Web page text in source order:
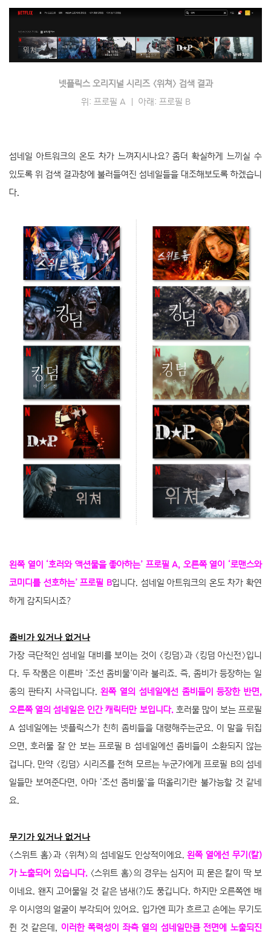
넷플릭스 오리지널 시리즈 〈위쳐〉 검색 결과
위: 프로필 A
아래: 프로필 B
섬네일 아트워크의 온도 차가 느껴지시나요? 좀더 확실하게 느끼실 수
있도록 위 검색 결과창에 불러들여진 섬네일들을 대조해보도록 하겠습니
다.
왼쪽 열이 ‘호러와 액션물을 좋아하는’ 프로필 A, 오른쪽 열이 ‘로맨스와
코미디를 선호하는’ 프로필 B입니다. 섬네일 아트워크의 온도 차가 확연
하게 감지되시죠?
좀비가 있거나 없거나
가장 극단적인 섬네일 대비를 보이는 것이 〈킹덤〉과 〈킹덤 아신전〉입니
다. 두 작품은 이른바 ‘조선 좀비물’이라 불리죠. 즉, 좀비가 등장하는 일
종의 판타지 사극입니다.왼쪽 열의 섬네일에선 좀비들이 등장한 반면,
오른쪽 열의 섬네일은 인간 캐릭터만 보입니다.호러물 많이 보는 프로필
A 섬네일에는 넷플릭스가 친히 좀비들을 대령해주는군요. 이 말을 뒤집
으면, 호러물 잘 안 보는 프로필 B 섬네일에선 좀비들이 소환되지 않는
겁니다. 만약 〈킹덤〉 시리즈를 전혀 모르는 누군가에게 프로필 B의 섬네
일들만 보여준다면, 아마 ‘조선 좀비물’을 떠올리기란 불가능할 것 같네
요.
무기가 있거나 없거나
〈스위트 홈〉과 〈위쳐〉의 섬네일도 인상적이에요.왼쪽 열에선 무기(칼)
가 노출되어 있습니다.〈스위트 홈〉의 경우는 심지어 피 묻은 칼이 딱 보
이네요. 왠지 고어물일 것 같은 냄새(?)도 풍깁니다. 하지만 오른쪽엔 배
우 이시영의 얼굴이 부각되어 있어요. 입가엔 피가 흐르고 손에는 무기도
쥔 것 같은데, 이러한 폭력성이 좌측 열의 섬네일만큼 전면에 노출되진